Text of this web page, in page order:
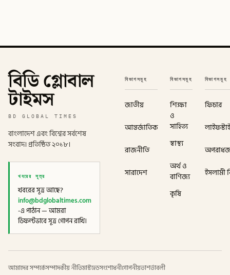
বিডি গ্লোবাল
টাইমস
BD GLOBAL TIMES
বাংলাদেশ এবং বিশ্বের সর্বশেষ
সংবাদ। প্রতিষ্ঠিত ২০১৮।
খবরের সূত্র
খবরের সূত্র আছে?
info@bdglobaltimes.com
-এ পাঠান — আমরা
ডিফল্টভাবে সূত্র গোপন রাখি।
বিভাগসমূহ
জাতীয়
আন্তর্জাতিক
রাজনীতি
সারাদেশ
বিভাগসমূহ
শিক্ষা
ও
সাহিত্য
স্বাস্থ্য
অর্থ ও
বাণিজ্য
কৃষি
বিভাগসমূহ
ফিচার
ইসলামী
আমাদের সম্পর্কেসম্পাদকীয় নীতিমাস্টহেডসংশোধনীগোপনীয়তাশর্তাবলী